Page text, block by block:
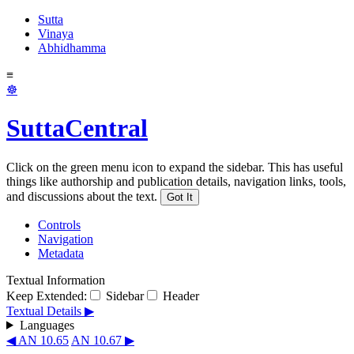
Sutta
Vinaya
Abhidhamma
≡
☸
SuttaCentral
Click on the green menu icon to expand the sidebar. This has useful
things like authorship and publication details, navigation links, tools,
and discussions about the text.
Got It
Controls
Navigation
Metadata
Textual Information
Keep Extended:
Sidebar
Header
Textual Details ▶
Languages
◀ AN 10.65 AN 10.67 ▶